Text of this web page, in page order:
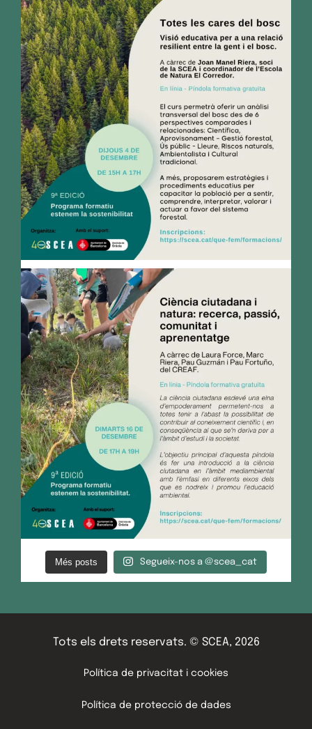
Més posts Segueix-nos a @scea_cat
Tots els drets reservats. © SCEA, 2026
Política de privacitat i cookies
Política de protecció de dades